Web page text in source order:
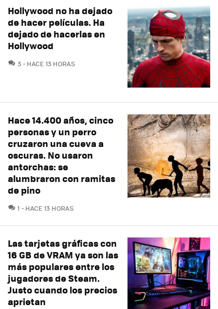
Hollywood no ha dejado
de hacer películas. Ha
dejado de hacerlas en
Hollywood
3 COMENTARIOS
HACE 13 HORAS
Hace 14.400 años, cinco
personas y un perro
cruzaron una cueva a
oscuras. No usaron
antorchas: se
alumbraron con ramitas
de pino
1 COMENTARIOS
HACE 13 HORAS
Las tarjetas gráficas con
16 GB de VRAM ya son las
más populares entre los
jugadores de Steam.
Justo cuando los precios
aprietan